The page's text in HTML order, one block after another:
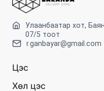
Улаанбаатар хот,
07/5 тоот
r.ganbayar@gmail.com
Цэс
Хөл цэс